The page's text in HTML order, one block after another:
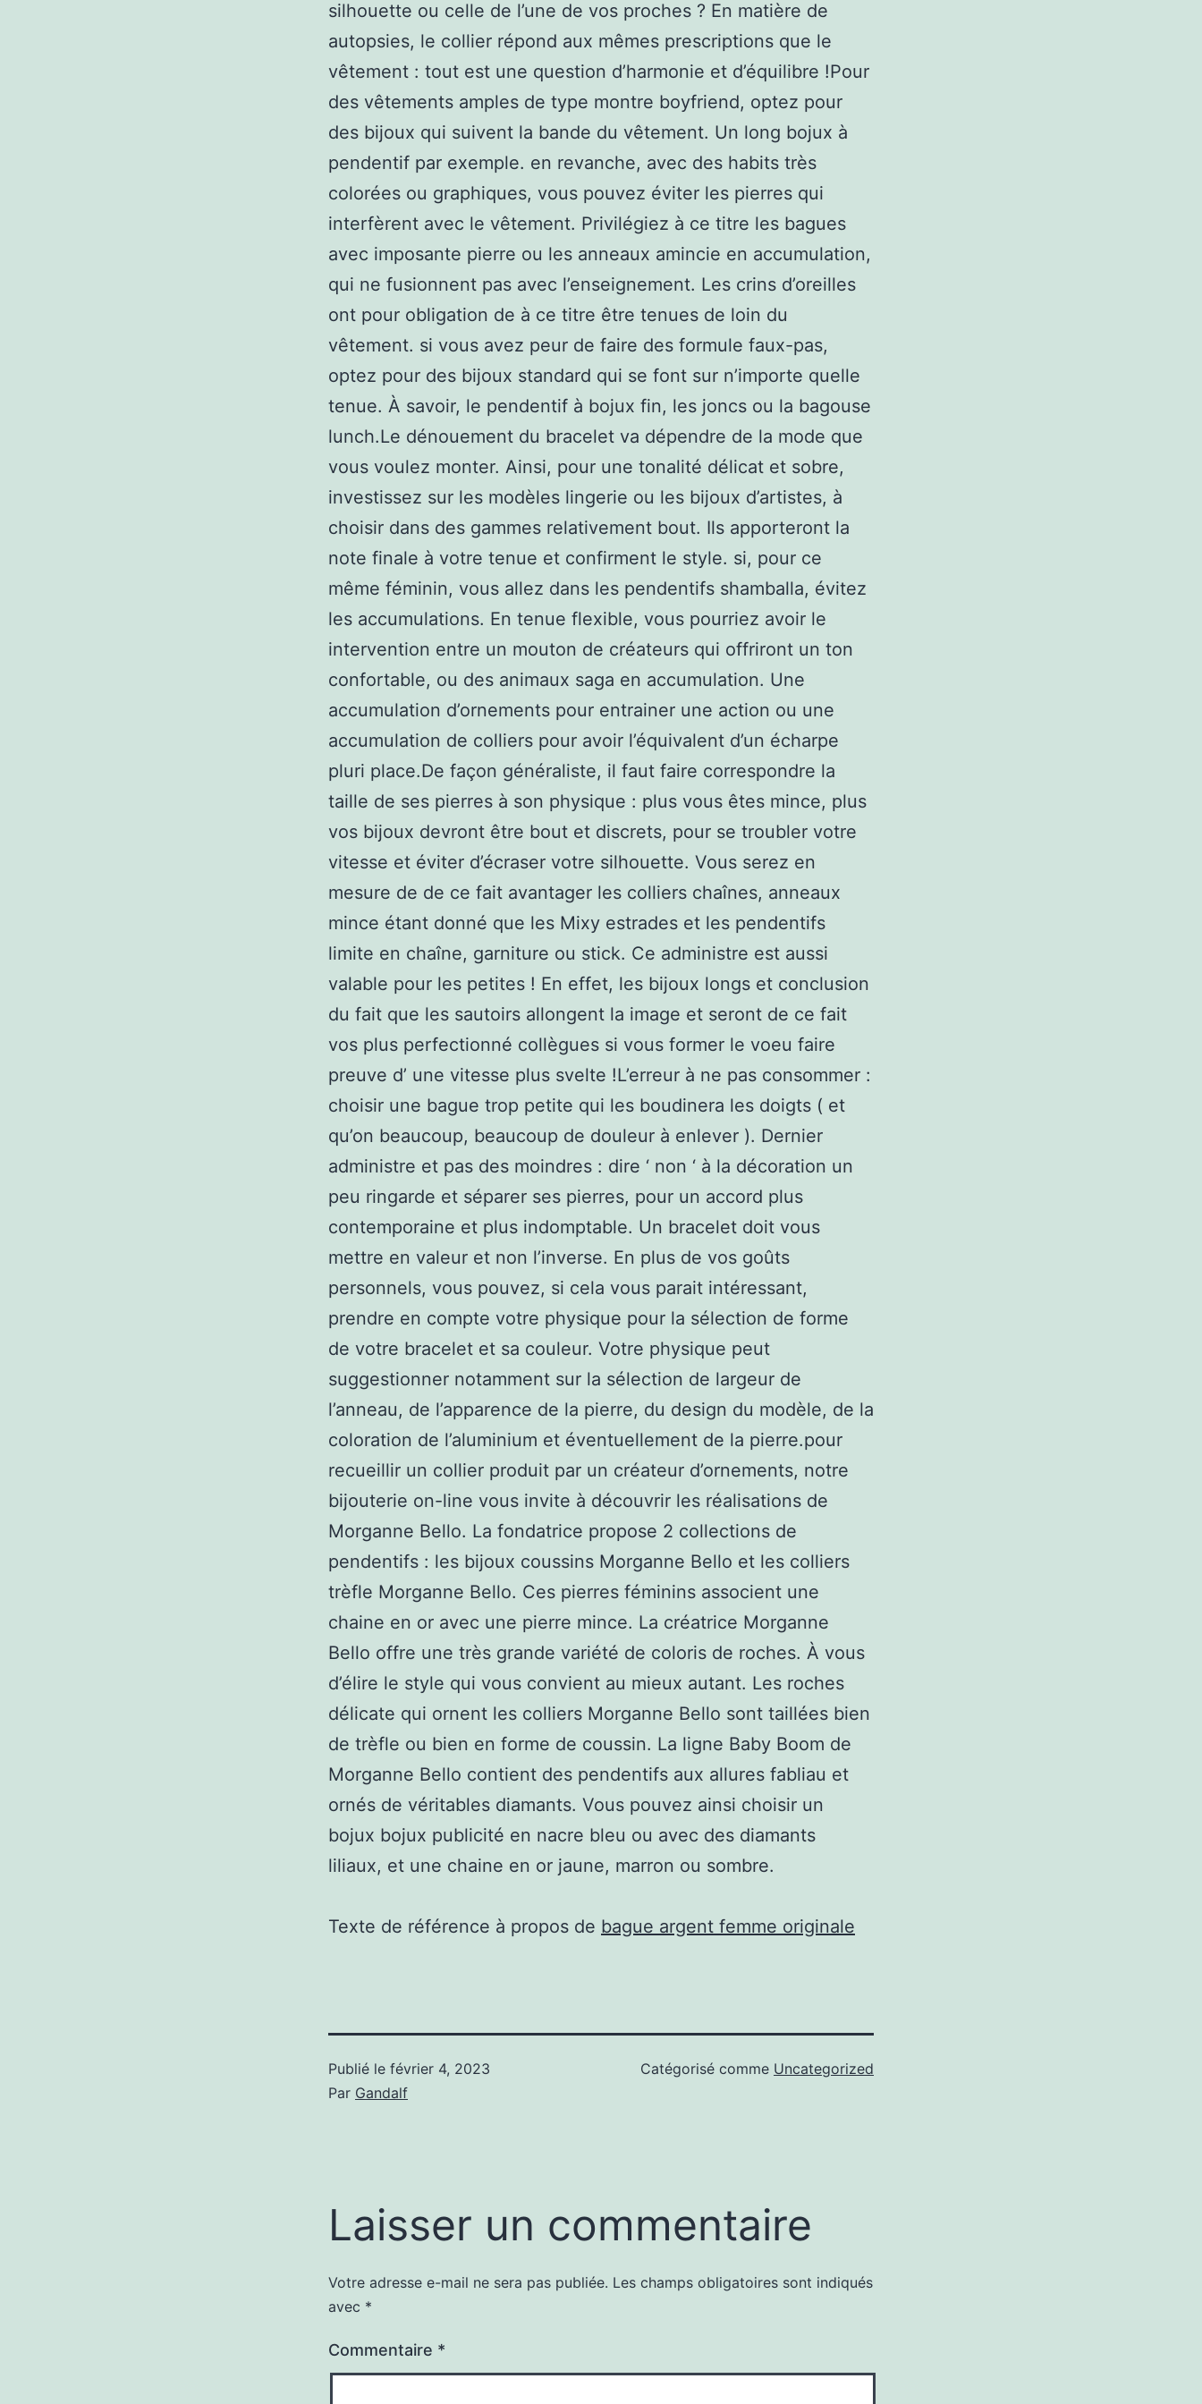
silhouette ou celle de l’une de vos proches ? En matière de
autopsies, le collier répond aux mêmes prescriptions que le
vêtement : tout est une question d’harmonie et d’équilibre !Pour
des vêtements amples de type montre boyfriend, optez pour
des bijoux qui suivent la bande du vêtement. Un long bojux à
pendentif par exemple. en revanche, avec des habits très
colorées ou graphiques, vous pouvez éviter les pierres qui
interfèrent avec le vêtement. Privilégiez à ce titre les bagues
avec imposante pierre ou les anneaux amincie en accumulation,
qui ne fusionnent pas avec l’enseignement. Les crins d’oreilles
ont pour obligation de à ce titre être tenues de loin du
vêtement. si vous avez peur de faire des formule faux-pas,
optez pour des bijoux standard qui se font sur n’importe quelle
tenue. À savoir, le pendentif à bojux fin, les joncs ou la bagouse
lunch.Le dénouement du bracelet va dépendre de la mode que
vous voulez monter. Ainsi, pour une tonalité délicat et sobre,
investissez sur les modèles lingerie ou les bijoux d’artistes, à
choisir dans des gammes relativement bout. Ils apporteront la
note finale à votre tenue et confirment le style. si, pour ce
même féminin, vous allez dans les pendentifs shamballa, évitez
les accumulations. En tenue flexible, vous pourriez avoir le
intervention entre un mouton de créateurs qui offriront un ton
confortable, ou des animaux saga en accumulation. Une
accumulation d’ornements pour entrainer une action ou une
accumulation de colliers pour avoir l’équivalent d’un écharpe
pluri place.De façon généraliste, il faut faire correspondre la
taille de ses pierres à son physique : plus vous êtes mince, plus
vos bijoux devront être bout et discrets, pour se troubler votre
vitesse et éviter d’écraser votre silhouette. Vous serez en
mesure de de ce fait avantager les colliers chaînes, anneaux
mince étant donné que les Mixy estrades et les pendentifs
limite en chaîne, garniture ou stick. Ce administre est aussi
valable pour les petites ! En effet, les bijoux longs et conclusion
du fait que les sautoirs allongent la image et seront de ce fait
vos plus perfectionné collègues si vous former le voeu faire
preuve d’ une vitesse plus svelte !L’erreur à ne pas consommer :
choisir une bague trop petite qui les boudinera les doigts ( et
qu’on beaucoup, beaucoup de douleur à enlever ). Dernier
administre et pas des moindres : dire ‘ non ‘ à la décoration un
peu ringarde et séparer ses pierres, pour un accord plus
contemporaine et plus indomptable. Un bracelet doit vous
mettre en valeur et non l’inverse. En plus de vos goûts
personnels, vous pouvez, si cela vous parait intéressant,
prendre en compte votre physique pour la sélection de forme
de votre bracelet et sa couleur. Votre physique peut
suggestionner notamment sur la sélection de largeur de
l’anneau, de l’apparence de la pierre, du design du modèle, de la
coloration de l’aluminium et éventuellement de la pierre.pour
recueillir un collier produit par un créateur d’ornements, notre
bijouterie on-line vous invite à découvrir les réalisations de
Morganne Bello. La fondatrice propose 2 collections de
pendentifs : les bijoux coussins Morganne Bello et les colliers
trèfle Morganne Bello. Ces pierres féminins associent une
chaine en or avec une pierre mince. La créatrice Morganne
Bello offre une très grande variété de coloris de roches. À vous
d’élire le style qui vous convient au mieux autant. Les roches
délicate qui ornent les colliers Morganne Bello sont taillées bien
de trèfle ou bien en forme de coussin. La ligne Baby Boom de
Morganne Bello contient des pendentifs aux allures fabliau et
ornés de véritables diamants. Vous pouvez ainsi choisir un
bojux bojux publicité en nacre bleu ou avec des diamants
liliaux, et une chaine en or jaune, marron ou sombre.
Texte de référence à propos de bague argent femme originale
Publié le février 4, 2023
Par Gandalf
Catégorisé comme Uncategorized
Laisser un commentaire
Votre adresse e-mail ne sera pas publiée. Les champs obligatoires sont indiqués
avec *
Commentaire *